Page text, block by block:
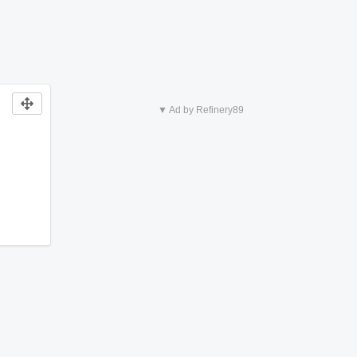
▼ Ad by Refinery89